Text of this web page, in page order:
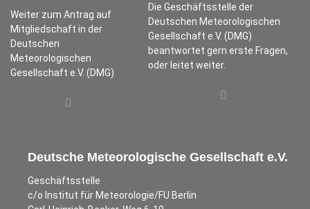
Weiter zum Antrag auf
Mitgliedschaft in der
Deutschen
Meteorologischen
Gesellschaft e.V. (DMG)
Die Geschäftsstelle der
Deutschen Meteorologischen
Gesellschaft e.V. (DMG)
beantwortet gern erste Fragen,
oder leitet weiter.
Deutsche Meteorologische Gesellschaft e.V.
Geschäftsstelle
c/o Institut für Meteorologie/FU Berlin